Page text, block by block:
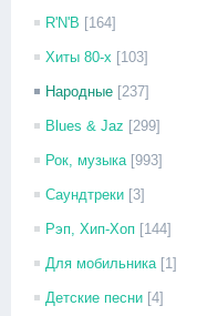
R'N'B [164]
Хиты 80-х [103]
Народные [237]
Blues & Jaz [299]
Рок, музыка [993]
Саундтреки [3]
Рэп, Хип-Хоп [144]
Для мобильника [1]
Детские песни [4]